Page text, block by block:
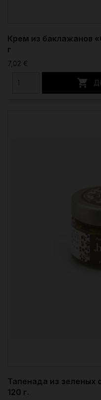
Крем из баклажанов
г
7,02 €

Тапенада из зеленых
120 г.